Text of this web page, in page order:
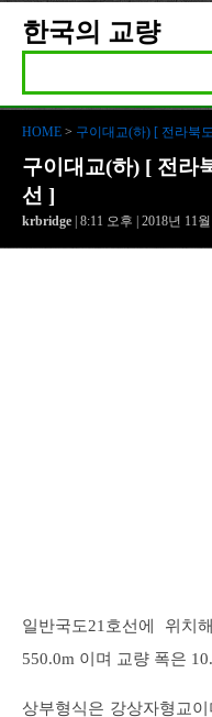
한국의 교량
HOME > 구이대교(하) [ 전라북
구이대교(하) [ 전라
선 ]
krbridge | 8:11 오후 | 2018년 11
일반국도21호선에 위치
550.0m 이며 교량 폭은
상부형식은 강상자형교